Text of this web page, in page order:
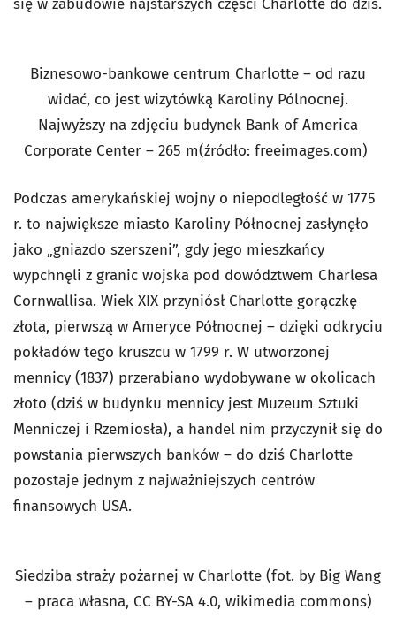
się w zabudowie najstarszych części Charlotte do dziś.
Biznesowo-bankowe centrum Charlotte – od razu
widać, co jest wizytówką Karoliny Pólnocnej.
Najwyższy na zdjęciu budynek Bank of America
Corporate Center – 265 m(źródło: freeimages.com)
Podczas amerykańskiej wojny o niepodległość w 1775
r. to największe miasto Karoliny Północnej zasłynęło
jako „gniazdo szerszeni”, gdy jego mieszkańcy
wypchnęli z granic wojska pod dowództwem Charlesa
Cornwallisa. Wiek XIX przyniósł Charlotte gorączkę
złota, pierwszą w Ameryce Północnej – dzięki odkryciu
pokładów tego kruszcu w 1799 r. W utworzonej
mennicy (1837) przerabiano wydobywane w okolicach
złoto (dziś w budynku mennicy jest Muzeum Sztuki
Menniczej i Rzemiosła), a handel nim przyczynił się do
powstania pierwszych banków – do dziś Charlotte
pozostaje jednym z najważniejszych centrów
finansowych USA.
Siedziba straży pożarnej w Charlotte (fot. by Big Wang
– praca własna, CC BY-SA 4.0, wikimedia commons)